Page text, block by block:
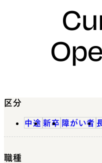
区分
中途 新卒 障がい者
職種